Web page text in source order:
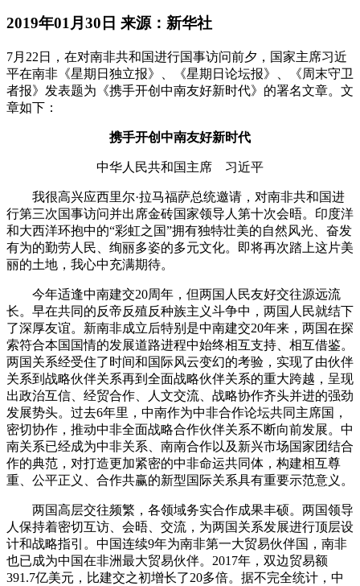
2019年01月30日 来源：新华社
7月22日，在对南非共和国进行国事访问前夕，国家主席习近
平在南非《星期日独立报》、《星期日论坛报》、《周末守卫
者报》发表题为《携手开创中南友好新时代》的署名文章。文
章如下：
携手开创中南友好新时代
中华人民共和国主席 习近平
我很高兴应西里尔·拉马福萨总统邀请，对南非共和国进
行第三次国事访问并出席金砖国家领导人第十次会晤。印度洋
和大西洋环抱中的“彩虹之国”拥有独特壮美的自然风光、奋发
有为的勤劳人民、绚丽多姿的多元文化。即将再次踏上这片美
丽的土地，我心中充满期待。
今年适逢中南建交20周年，但两国人民友好交往源远流
长。早在共同的反帝反殖反种族主义斗争中，两国人民就结下
了深厚友谊。新南非成立后特别是中南建交20年来，两国在探
索符合本国国情的发展道路进程中始终相互支持、相互借鉴。
两国关系经受住了时间和国际风云变幻的考验，实现了由伙伴
关系到战略伙伴关系再到全面战略伙伴关系的重大跨越，呈现
出政治互信、经贸合作、人文交流、战略协作齐头并进的强劲
发展势头。过去6年里，中南作为中非合作论坛共同主席国，
密切协作，推动中非全面战略合作伙伴关系不断向前发展。中
南关系已经成为中非关系、南南合作以及新兴市场国家团结合
作的典范，对打造更加紧密的中非命运共同体，构建相互尊
重、公平正义、合作共赢的新型国际关系具有重要示范意义。
两国高层交往频繁，各领域务实合作成果丰硕。两国领导
人保持着密切互访、会晤、交流，为两国关系发展进行顶层设
计和战略指引。中国连续9年为南非第一大贸易伙伴国，南非
也已成为中国在非洲最大贸易伙伴。2017年，双边贸易额
391.7亿美元，比建交之初增长了20多倍。据不完全统计，中